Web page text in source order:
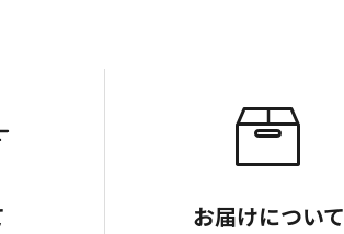
お届けについて